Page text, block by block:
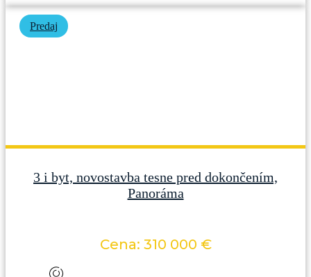
Predaj
3 i byt, novostavba tesne pred dokončením,
Panoráma
Cena: 310 000 €